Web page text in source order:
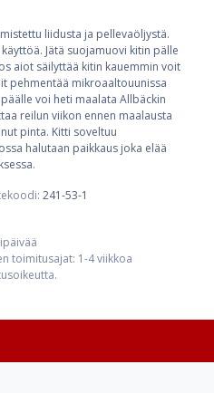
liidusta ja pellevaöljystä.
Jätä suojamuovi kitin pälle
aiot säilyttää kitin kauemmin voit
pehmentää mikroaaltouunissa
voi heti maalata Allbäckin
reilun viikon ennen maalausta
pinta. Kitti soveltuu
halutaan paikkaus joka elää
241-53-1
toimitusajat: 1-4 viikkoa